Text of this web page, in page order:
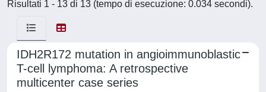
Risultati 1 - 13 di 13 (tempo di esecuzione: 0.034 secondi).
IDH2R172 mutation in angioimmunoblastic
T-cell lymphoma: A retrospective
multicenter case series